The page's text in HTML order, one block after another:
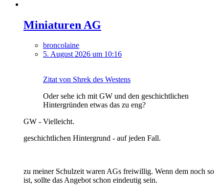
Miniaturen AG
broncolaine
5. August 2026 um 10:16
Zitat von Shrek des Westens
Oder sehe ich mit GW und den geschichtlichen
Hintergründen etwas das zu eng?
GW - Vielleicht.
geschichtlichen Hintergrund - auf jeden Fall.
zu meiner Schulzeit waren AGs freiwillig. Wenn dem noch so
ist, sollte das Angebot schon eindeutig sein.